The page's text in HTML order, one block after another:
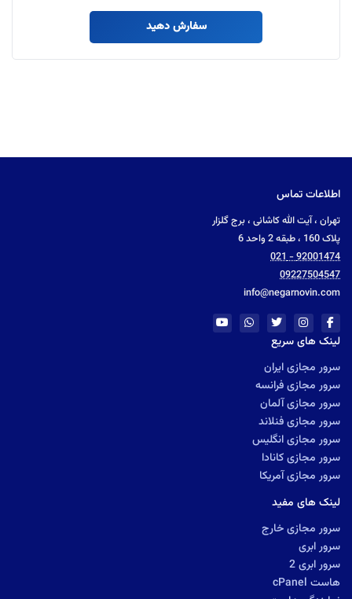
سفارش دهید
اطلاعات تماس
تهران ، آیت الله کاشانی ، برج گلزار
پلاک 160 ، طبقه 2 واحد 6
92001474 - 021
09227504547
info@negarnovin.com
لینک های سریع
سرور مجازی ایران
سرور مجازی فرانسه
سرور مجازی آلمان
سرور مجازی فنلاند
سرور مجازی انگلیس
سرور مجازی کانادا
سرور مجازی آمریکا
لینک های مفید
سرور مجازی خارج
سرور ابری
سرور ابری 2
هاست cPanel